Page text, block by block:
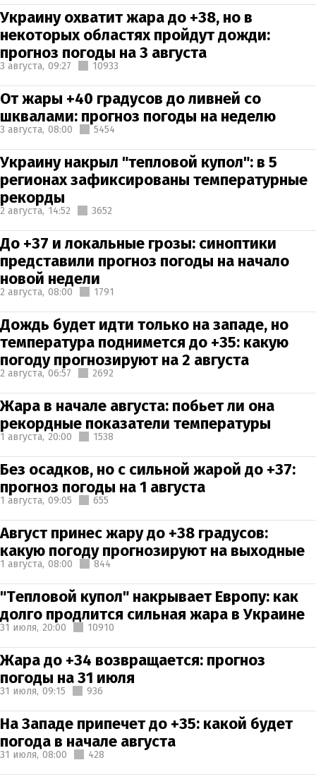
Украину охватит жара до +38, но в
некоторых областях пройдут дожди:
прогноз погоды на 3 августа
3 августа, 09:27 10933
От жары +40 градусов до ливней со
шквалами: прогноз погоды на неделю
3 августа, 08:00 5454
Украину накрыл "тепловой купол": в 5
регионах зафиксированы температурные
рекорды
2 августа, 14:52 3652
До +37 и локальные грозы: синоптики
представили прогноз погоды на начало
новой недели
2 августа, 08:00 1791
Дождь будет идти только на западе, но
температура поднимется до +35: какую
погоду прогнозируют на 2 августа
2 августа, 06:57 2692
Жара в начале августа: побьет ли она
рекордные показатели температуры
1 августа, 20:00 1538
Без осадков, но с сильной жарой до +37:
прогноз погоды на 1 августа
1 августа, 09:05 655
Август принес жару до +38 градусов:
какую погоду прогнозируют на выходные
1 августа, 08:00 844
"Тепловой купол" накрывает Европу: как
долго продлится сильная жара в Украине
31 июля, 20:00 10910
Жара до +34 возвращается: прогноз
погоды на 31 июля
31 июля, 09:15 936
На Западе припечет до +35: какой будет
погода в начале августа
31 июля, 08:00 428